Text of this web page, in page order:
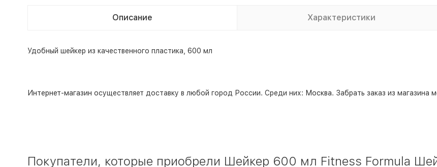
Описание Характеристики
Удобный шейкер из качественного пластика, 600 мл
Интернет-магазин осуществляет доставку в любой город России. Среди них: Москва. Забрать заказ из
Покупатели, которые приобрели Шейкер 600 мл Fitness Formula